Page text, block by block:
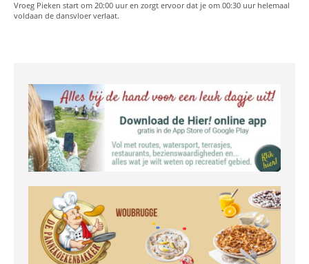
Vroeg Pieken start om 20:00 uur en zorgt ervoor dat je om 00:30 uur helemaal
voldaan de dansvloer verlaat.